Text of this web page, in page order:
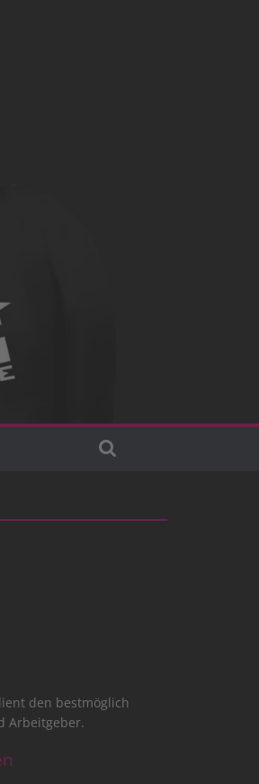
den bestmöglich
Arbeitgeber.